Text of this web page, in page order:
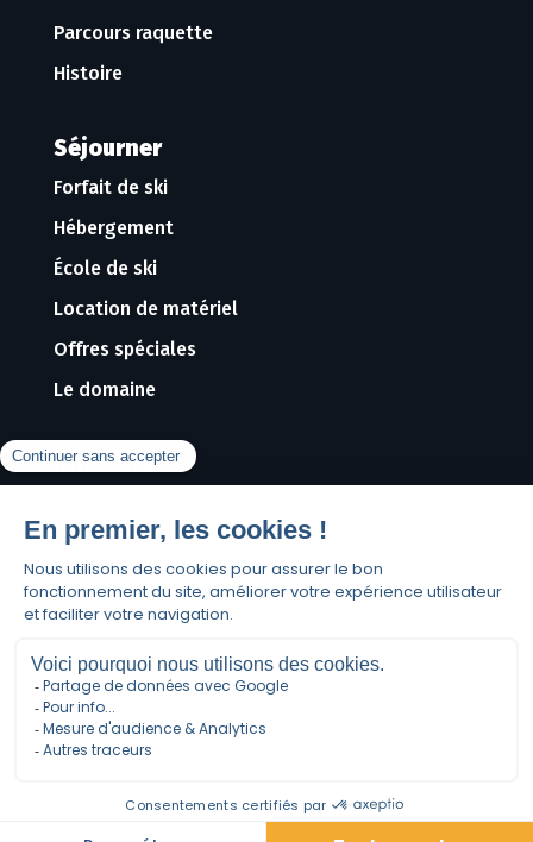
Parcours raquette
Histoire
Séjourner
Forfait de ski
Hébergement
École de ski
Location de matériel
Offres spéciales
Le domaine
Infos live
Webcams
Infos neige
Météo
Contact
Contactez-nous
Espace Presse